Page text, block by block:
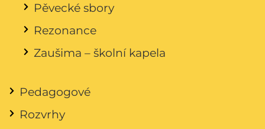
Pěvecké sbory
Rezonance
Zaušima – školní kapela
Pedagogové
Rozvrhy